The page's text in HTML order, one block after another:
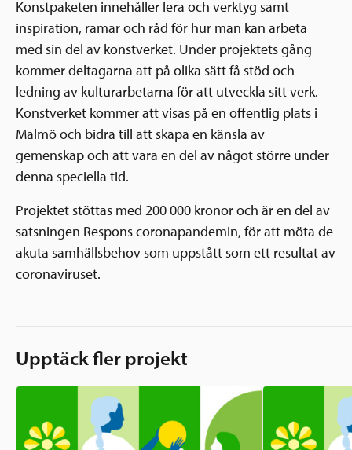
Konstpaketen innehåller lera och verktyg samt
inspiration, ramar och råd för hur man kan arbeta
med sin del av konstverket. Under projektets gång
kommer deltagarna att på olika sätt få stöd och
ledning av kulturarbetarna för att utveckla sitt verk.
Konstverket kommer att visas på en offentlig plats i
Malmö och bidra till att skapa en känsla av
gemenskap och att vara en del av något större under
denna speciella tid.
Projektet stöttas med 200 000 kronor och är en del av
satsningen Respons coronapandemin, för att möta de
akuta samhällsbehov som uppstått som ett resultat av
coronaviruset.
Upptäck fler projekt